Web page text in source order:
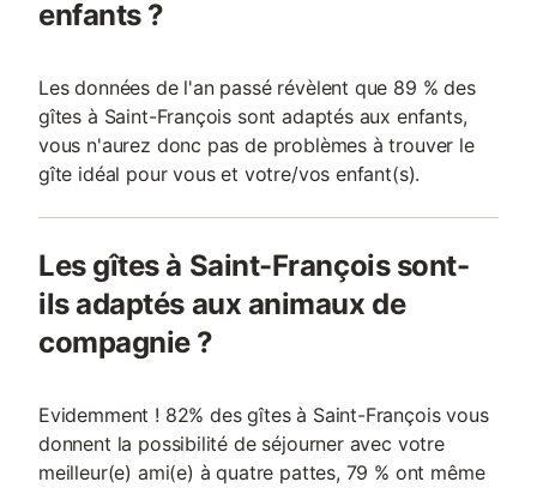
enfants ?
Les données de l'an passé révèlent que 89 % des
gîtes à Saint-François sont adaptés aux enfants,
vous n'aurez donc pas de problèmes à trouver le
gîte idéal pour vous et votre/vos enfant(s).
Les gîtes à Saint-François sont-
ils adaptés aux animaux de
compagnie ?
Evidemment ! 82% des gîtes à Saint-François vous
donnent la possibilité de séjourner avec votre
meilleur(e) ami(e) à quatre pattes, 79 % ont même